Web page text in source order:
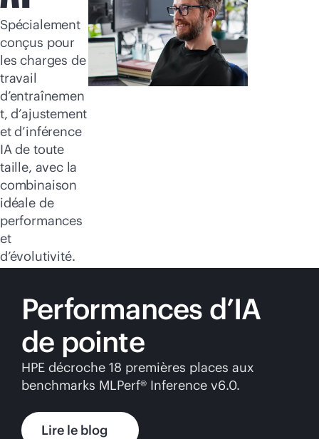
Acheter maintenant
Spécialement
conçus pour
les charges de
travail
d’entraînemen
t, d’ajustement
et d’inférence
IA de toute
taille, avec la
combinaison
idéale de
performances
et
d’évolutivité.
Performances d’IA
de pointe
HPE décroche 18 premières places aux
benchmarks MLPerf® Inference v6.0.
Lire le blog